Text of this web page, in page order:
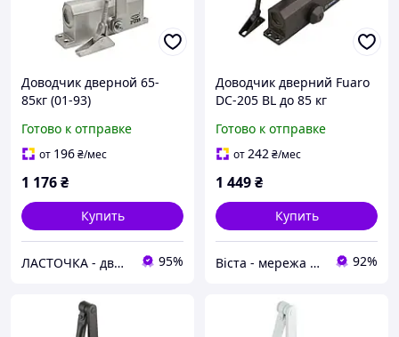
Доводчик дверной 65-
85кг (01-93)
Готово к отправке
от 196₴/мес
1 176₴
Купить
ЛАСТОЧКА - дверная, мебельная, тарная фурнитура. 95%
Доводчик дверний Fuaro
DC-205 BL до 85 кг
Готово к отправке
от242₴/мес
1 449₴
Купить
Віста - мережа будівельно-господарчих маркетів 92%